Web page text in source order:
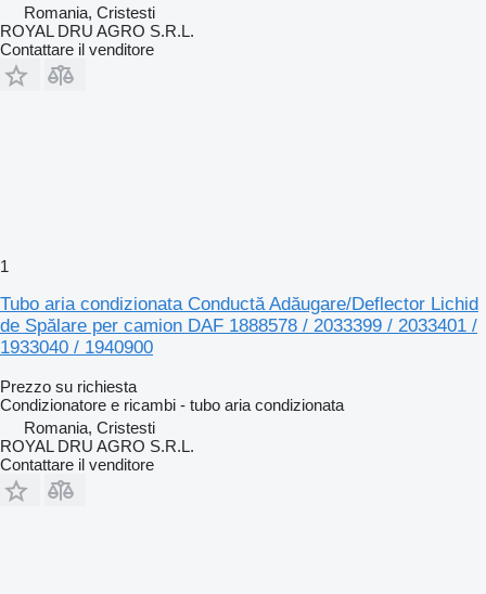
Romania, Cristesti
ROYAL DRU AGRO S.R.L.
Contattare il venditore
1
Tubo aria condizionata Conductă Adăugare/Deflector Lichid
de Spălare per camion DAF 1888578 / 2033399 / 2033401 /
1933040 / 1940900
Prezzo su richiesta
Condizionatore e ricambi - tubo aria condizionata
Romania, Cristesti
ROYAL DRU AGRO S.R.L.
Contattare il venditore